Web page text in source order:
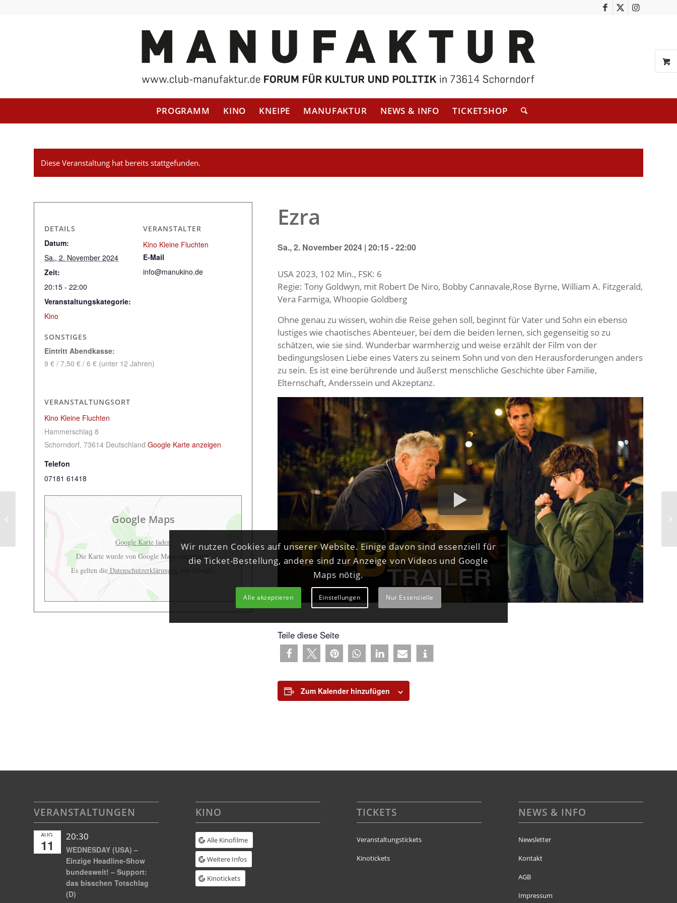
PROGRAMM KINO KNEIPE MANUFAKTUR NEWS & INFO TICKETSHOP
Diese Veranstaltung hat bereits stattgefunden.
Ezra
Sa., 2. November 2024 | 20:15-22:00
USA 2023, 102 Min., FSK: 6
Regie: Tony Goldwyn, mit Robert De Niro, Bobby Cannavale,Rose Byrne, William A. Fitzgerald,
Vera Farmiga, Whoopie Goldberg
Ohne genau zu wissen, wohin die Reise gehen soll, beginnt für Vater und Sohn ein ebenso
lustiges wie chaotisches Abenteuer, bei dem die beiden lernen, sich gegenseitig so zu
schätzen, wie sie sind. Wunderbar warmherzig und weise erzählt der Film von der
bedingungslosen Liebe eines Vaters zu seinem Sohn und von den Herausforderungen anders
zu sein. Es ist eine berührende und äußerst menschliche Geschichte über Familie,
Elternschaft, Anderssein und Akzeptanz.
Teile diese Seite
Zum Kalender hinzufügen
DETAILS
Datum:
Sa., 2. November 2024
Zeit:
20:15 - 22:00
Veranstaltungskategorie:
Kino
VERANSTALTER
Kino Kleine Fluchten
E-Mail
info@manukino.de
SONSTIGES
Eintritt Abendkasse:
9 € / 7,50 € / 6 € (unter 12 Jahren)
VERANSTALTUNGSORT
Kino Kleine Fluchten
Hammerschlag 8
Schorndorf, 73614 Deutschland Google Karte anzeigen
Telefon
07181 61418
Google Maps
Google Karte laden
Die Karte wurde von Google Maps eingebettet.
Es gelten die Datenschutzerklärungen
VERANSTALTUNGEN
AUG.
11
20:30
WEDNESDAY (USA) –
Einzige Headline-Show
bundesweit! – Support:
das bisschen Totschlag
(D)
KINO
Alle Kinofilme
Weitere Infos
Kinotickets
TICKETS
Veranstaltungstickets
Kinotickets
NEWS & INFO
Newsletter
Kontakt
AGB
Impressum
Wir nutzen Cookies auf unserer Website. Einige davon sind essenziell für
die Ticket-Bestellung, andere sind zur Anzeige von Videos und Google
Maps nötig.
Alle akzeptieren Einstellungen Nur Essenzielle